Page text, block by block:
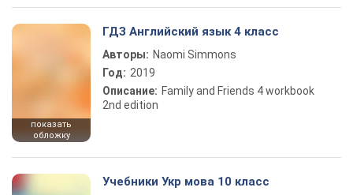
показать
обложку
ГДЗ Английский язык 4 класс
Авторы: Naomi Simmons
Год: 2019
Описание: Family and Friends 4 workbook
2nd edition
Учебники Укр мова 10 класс